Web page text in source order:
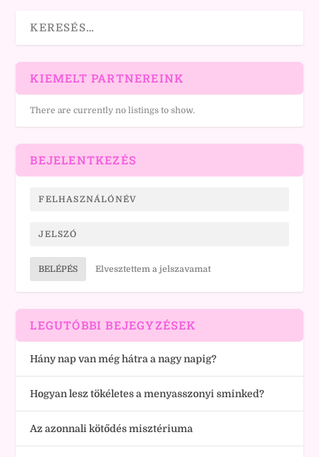
KIEMELT PARTNEREINK
There are currently no listings to show.
BEJELENTKEZÉS
BELÉPÉS Elvesztettem a jelszavamat
LEGUTÓBBI BEJEGYZÉSEK
Hány nap van még hátra a nagy napig?
Hogyan lesz tökéletes a menyasszonyi sminked?
Az azonnali kötődés misztériuma